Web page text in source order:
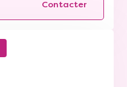
Contacter